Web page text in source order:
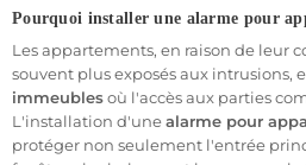
- Prévention des cambriolages
Un système d'alarme pour
cambrioleurs en déclenchant une
tentative d'intrusion. Cela peut suffire
qu’ils ne pénètrent dans votre
systèmes sont équipés de
applications mobiles, vous
Pourquoi installer une alarme pour
Les appartements, en raison de leur
souvent plus exposés aux intrusions,
immeublesoù l'accès aux parties
L'installation d'unealarme pour
protéger non seulement l'entrée